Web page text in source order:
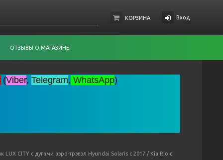
КОРЗИНА Вход
ОТЗЫВЫ О МАГАЗИНЕ
(Viber, Telegram, WhatsApp)
LUX CITY с дугами аэро-трэвэл Hyundai Solaris с 2017 / Kia Rio с